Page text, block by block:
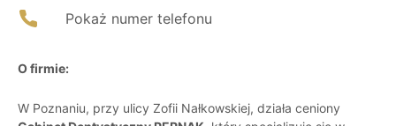
Pokaż numer telefonu
O firmie:
W Poznaniu, przy ulicy Zofii Nałkowskiej, działa ceniony